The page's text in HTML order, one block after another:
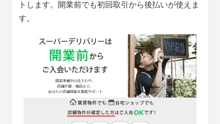
トします。開業前でも初回取引から後払いが使えま
す。